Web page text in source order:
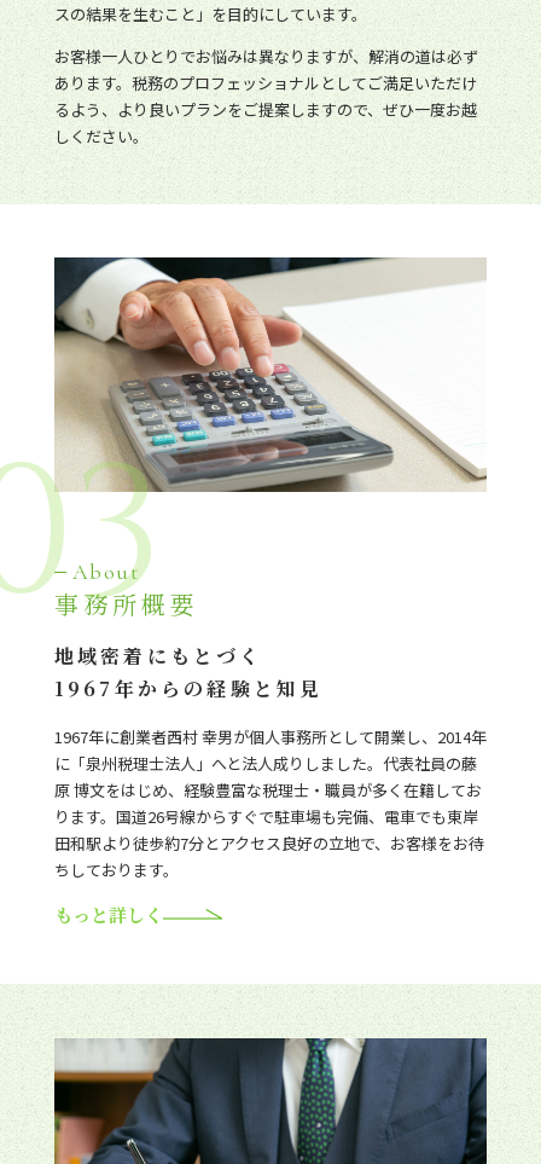
スの結果を生むこと」を目的にしています。
お客様一人ひとりでお悩みは異なりますが、解消の道は必ず
あります。税務のプロフェッショナルとしてご満足いただけ
るよう、より良いプランをご提案しますので、ぜひ一度お越
しください。
About
事務所概要
地域密着にもとづく
1967年からの経験と知見
1967年に創業者西村 幸男が個人事務所として開業し、2014年
に「泉州税理士法人」へと法人成りしました。代表社員の藤
原 博文をはじめ、経験豊富な税理士・職員が多く在籍してお
ります。国道26号線からすぐで駐車場も完備、電車でも東岸
田和駅より徒歩約7分とアクセス良好の立地で、お客様をお待
ちしております。
もっと詳しく